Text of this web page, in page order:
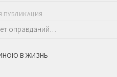
ПУБЛИКАЦИЯ
оправданий…
В ЖИЗНЬ